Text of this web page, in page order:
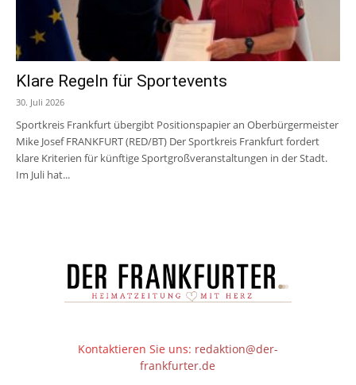
Klare Regeln für Sportevents
30. Juli 2026
Sportkreis Frankfurt übergibt Positionspapier an Oberbürgermeister
Mike Josef FRANKFURT (RED/BT) Der Sportkreis Frankfurt fordert
klare Kriterien für künftige Sportgroßveranstaltungen in der Stadt.
Im Juli hat...
Kontaktieren Sie uns: redaktion@der-
frankfurter.de